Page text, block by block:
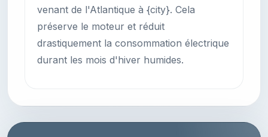
venant de l'Atlantique à {city}. Cela
préserve le moteur et réduit
drastiquement la consommation électrique
durant les mois d'hiver humides.